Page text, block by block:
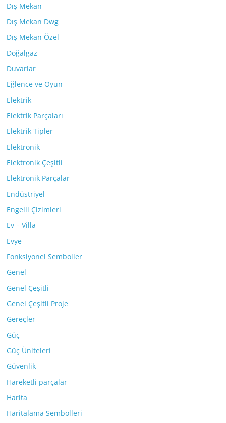
Dış Mekan
Dış Mekan Dwg
Dış Mekan Özel
Doğalgaz
Duvarlar
Eğlence ve Oyun
Elektrik
Elektrik Parçaları
Elektrik Tipler
Elektronik
Elektronik Çeşitli
Elektronik Parçalar
Endüstriyel
Engelli Çizimleri
Ev – Villa
Evye
Fonksiyonel Semboller
Genel
Genel Çeşitli
Genel Çeşitli Proje
Gereçler
Güç
Güç Üniteleri
Güvenlik
Hareketli parçalar
Harita
Haritalama Sembolleri